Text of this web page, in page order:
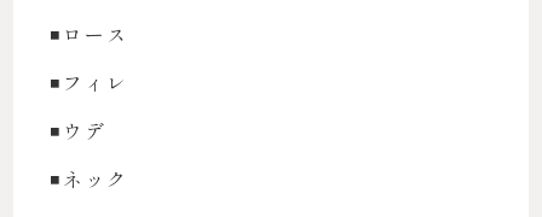
◾️ロース
◾️フィレ
◾️ウデ
◾️ネック